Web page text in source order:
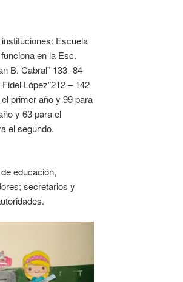
Escuela
en la Esc.
B. Cabral” 133 -84
López”212 – 142
primer año y 99 para
y 63 para el
el segundo.
educación,
secretarios y